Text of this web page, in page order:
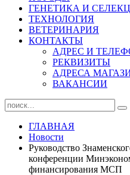
ГЕНЕТИКА И
ТЕХНОЛОГИЯ
ВЕТЕРИНАРИЯ
КОНТАКТЫ
АДРЕС И
РЕКВИЗИТЫ
АДРЕСА
ВАКАНСИИ
ГЛАВНАЯ
Новости
Руководство
конференции
финансирования МСП